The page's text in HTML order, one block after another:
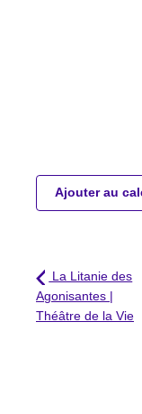
Ajouter au
La Litanie des
Agonisantes |
Théâtre de la Vie